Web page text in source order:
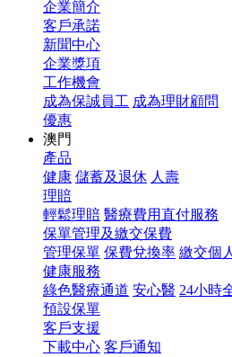
企業簡介
客戶承諾
新聞中心
企業獎項
工作機會
成為保誠員工 成為理財顧問
優惠
澳門
產品
健康 儲蓄及退休 人壽
理賠
輕鬆理賠 醫療費用直付服務
保單管理及繳交保費
管理保單 保費兌換率 繳交個
健康服務
綠色醫療通道 安心醫 24小時
預設保單
客戶支援
下載中心 客戶通知